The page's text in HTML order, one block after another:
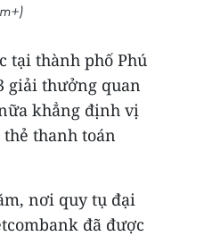
tại thành phố Phú
giải thưởng quan
khẳng định vị
thanh toán
nơi quy tụ đại
đã được